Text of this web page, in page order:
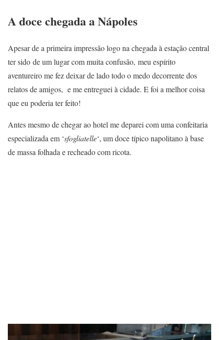
A doce chegada a Nápoles
Apesar de a primeira impressão logo na chegada à estação central
ter sido de um lugar com muita confusão, meu espírito
aventureiro me fez deixar de lado todo o medo decorrente dos
relatos de amigos, e me entreguei à cidade. E foi a melhor coisa
que eu poderia ter feito!
Antes mesmo de chegar ao hotel me deparei com uma confeitaria
especializada em ‘sfogliatelle‘, um doce típico napolitano à base
de massa folhada e recheado com ricota.